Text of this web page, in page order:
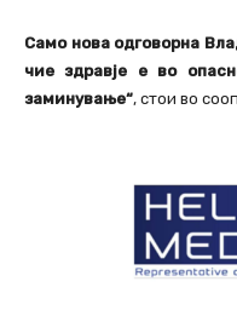
Само нова одговорна
чие здравје е во
заминување“, стои во